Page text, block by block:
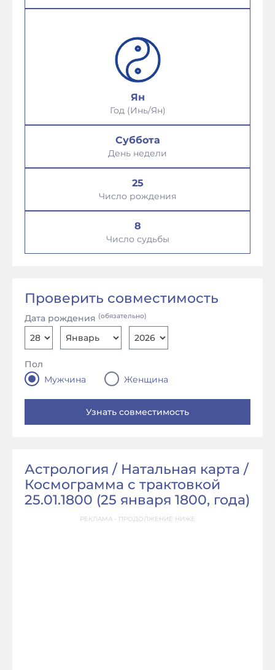
Ян
Год (Инь/Ян)
Суббота
День недели
25
Число рождения
8
Число судьбы
Проверить совместимость
Дата рождения (обязательно)
Пол
Мужчина
Женщина
Астрология / Натальная карта /
Космограмма с трактовкой
25.01.1800 (25 января 1800, года)
РЕКЛАМА - ПРОДОЛЖЕНИЕ НИЖЕ